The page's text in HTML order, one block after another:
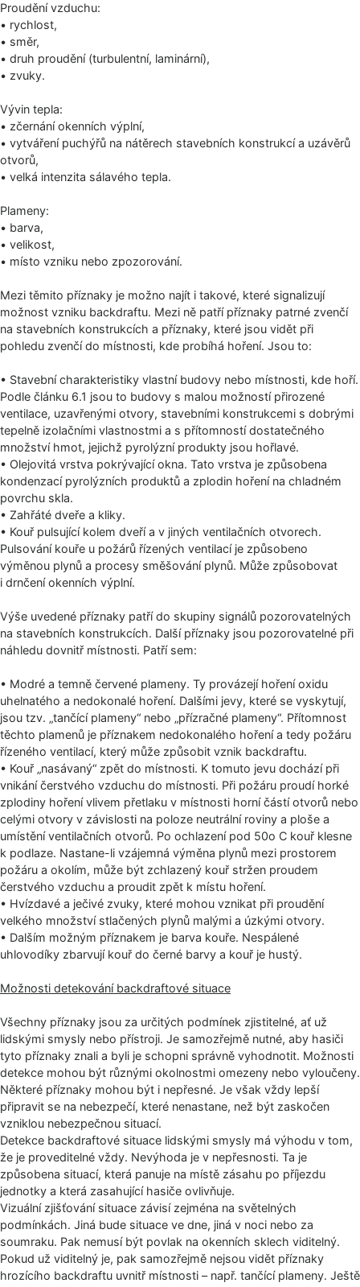
Proudění vzduchu:
• rychlost,
• směr,
• druh proudění (turbulentní, laminární),
• zvuky.
Vývin tepla:
• zčernání okenních výplní,
• vytváření puchýřů na nátěrech stavebních konstrukcí a uzávěrů
otvorů,
• velká intenzita sálavého tepla.
Plameny:
• barva,
• velikost,
• místo vzniku nebo zpozorování.
Mezi těmito příznaky je možno najít i takové, které signalizují
možnost vzniku backdraftu. Mezi ně patří příznaky patrné zvenčí
na stavebních konstrukcích a příznaky, které jsou vidět při
pohledu zvenčí do místnosti, kde probíhá hoření. Jsou to:
• Stavební charakteristiky vlastní budovy nebo místnosti, kde hoří.
Podle článku 6.1 jsou to budovy s malou možností přirozené
ventilace, uzavřenými otvory, stavebními konstrukcemi s dobrými
tepelně izolačními vlastnostmi a s přítomností dostatečného
množství hmot, jejichž pyrolýzní produkty jsou hořlavé.
• Olejovitá vrstva pokrývající okna. Tato vrstva je způsobena
kondenzací pyrolýzních produktů a zplodin hoření na chladném
povrchu skla.
• Zahřáté dveře a kliky.
• Kouř pulsující kolem dveří a v jiných ventilačních otvorech.
Pulsování kouře u požárů řízených ventilací je způsobeno
výměnou plynů a procesy směšování plynů. Může způsobovat
i drnčení okenních výplní.
Výše uvedené příznaky patří do skupiny signálů pozorovatelných
na stavebních konstrukcích. Další příznaky jsou pozorovatelné při
náhledu dovnitř místnosti. Patří sem:
• Modré a temně červené plameny. Ty provázejí hoření oxidu
uhelnatého a nedokonalé hoření. Dalšími jevy, které se vyskytují,
jsou tzv. „tančící plameny“ nebo „přízračné plameny“. Přítomnost
těchto plamenů je příznakem nedokonalého hoření a tedy požáru
řízeného ventilací, který může způsobit vznik backdraftu.
• Kouř „nasávaný“ zpět do místnosti. K tomuto jevu dochází při
vnikání čerstvého vzduchu do místnosti. Při požáru proudí horké
zplodiny hoření vlivem přetlaku v místnosti horní částí otvorů nebo
celými otvory v závislosti na poloze neutrální roviny a ploše a
umístění ventilačních otvorů. Po ochlazení pod 50o C kouř klesne
k podlaze. Nastane-li vzájemná výměna plynů mezi prostorem
požáru a okolím, může být zchlazený kouř stržen proudem
čerstvého vzduchu a proudit zpět k místu hoření.
• Hvízdavé a ječivé zvuky, které mohou vznikat při proudění
velkého množství stlačených plynů malými a úzkými otvory.
• Dalším možným příznakem je barva kouře. Nespálené
uhlovodíky zbarvují kouř do černé barvy a kouř je hustý.
Možnosti detekování backdraftové situace
Všechny příznaky jsou za určitých podmínek zjistitelné, ať už
lidskými smysly nebo přístroji. Je samozřejmě nutné, aby hasiči
tyto příznaky znali a byli je schopni správně vyhodnotit. Možnosti
detekce mohou být různými okolnostmi omezeny nebo vyloučeny.
Některé příznaky mohou být i nepřesné. Je však vždy lepší
připravit se na nebezpečí, které nenastane, než být zaskočen
vzniklou nebezpečnou situací.
Detekce backdraftové situace lidskými smysly má výhodu v tom,
že je proveditelné vždy. Nevýhoda je v nepřesnosti. Ta je
způsobena situací, která panuje na místě zásahu po příjezdu
jednotky a která zasahující hasiče ovlivňuje.
Vizuální zjišťování situace závisí zejména na světelných
podmínkách. Jiná bude situace ve dne, jiná v noci nebo za
soumraku. Pak nemusí být povlak na okenních sklech viditelný.
Pokud už viditelný je, pak samozřejmě nejsou vidět příznaky
hrozícího backdraftu uvnitř místnosti – např. tančící plameny. Ještě